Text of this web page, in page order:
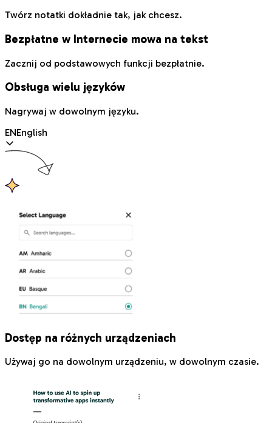
Twórz notatki dokładnie tak, jak chcesz.
Bezpłatne w Internecie mowa na tekst
Zacznij od podstawowych funkcji bezpłatnie.
Obsługa wielu języków
Nagrywaj w dowolnym języku.
ENEnglish
Dostęp na różnych urządzeniach
Używaj go na dowolnym urządzeniu, w dowolnym czasie.